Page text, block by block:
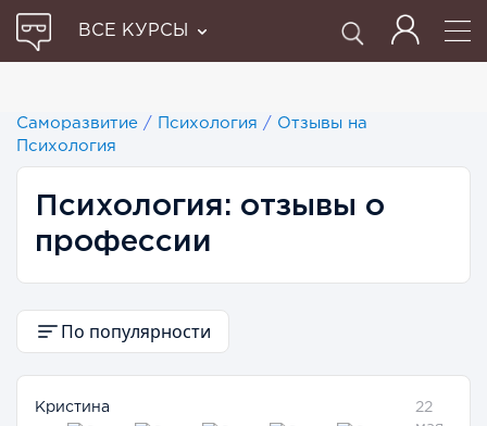
ВСЕ КУРСЫ
Саморазвитие / Психология / Отзывы на
Психология
Психология: отзывы о
профессии
По популярности
Кристина
22